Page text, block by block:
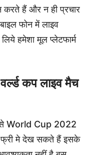
करते हैं और न ही प्रचार
फोन में लाइव
हमेशा मूल प्लेटफार्म
कप लाइव मैच
से World Cup 2022
मे देख सकते हैं इसके